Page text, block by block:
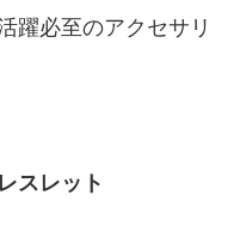
躍必至のアクセサリ
スレット